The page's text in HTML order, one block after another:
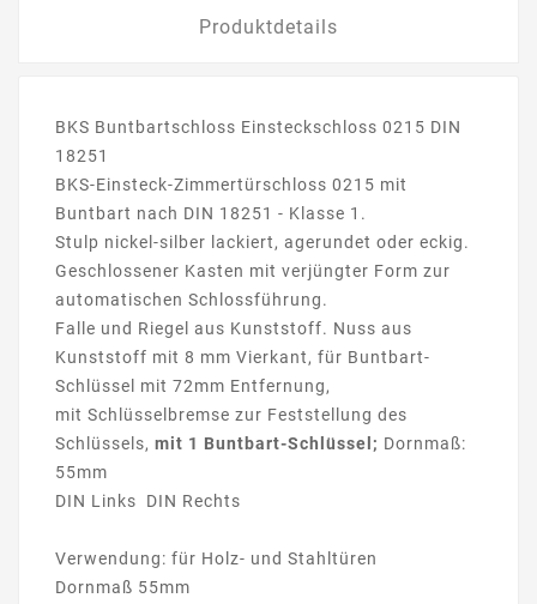
Produktdetails
BKS Buntbartschloss Einsteckschloss 0215 DIN
18251
BKS-Einsteck-Zimmertürschloss 0215 mit
Buntbart nach DIN 18251 - Klasse 1.
Stulp nickel-silber lackiert, agerundet oder eckig.
Geschlossener Kasten mit verjüngter Form zur
automatischen Schlossführung.
Falle und Riegel aus Kunststoff. Nuss aus
Kunststoff mit 8 mm Vierkant, für Buntbart-
Schlüssel mit 72mm Entfernung,
mit Schlüsselbremse zur Feststellung des
Schlüssels, mit 1 Buntbart-Schlüssel; Dornmaß:
55mm
DIN Links DIN Rechts
Verwendung: für Holz- und Stahltüren
Dornmaß 55mm